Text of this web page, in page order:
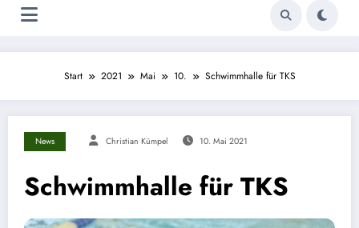
Start 2021 Mai 10. Schwimmhalle für TKS
News Christian Kümpel 10. Mai 2021
Schwimmhalle für TKS